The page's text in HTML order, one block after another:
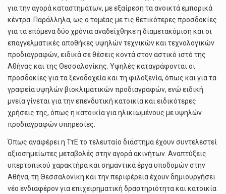
για την αγορά καταστημάτων, με εξαίρεση τα ανοικτά εμπορικά
κέντρα. Παράλληλα, ως ο τομέας με τις θετικότερες προσδοκίες
για τα επόμενα δύο χρόνια αναδείχθηκε η διαμετακόμιση και οι
επαγγελματικές αποθήκες υψηλών τεχνικών και τεχνολογικών
προδιαγραφών, ειδικά σε θέσεις κοντά στον αστικό ιστό της
Αθήνας και της Θεσσαλονίκης. Υψηλές καταγράφονται οι
προσδοκίες για τα ξενοδοχεία και τη φιλοξενία, όπως και για τα
γραφεία υψηλών βιοκλιματικών προδιαγραφών, ενώ ειδική
μνεία γίνεται για την επενδυτική κατοικία και ειδικότερες
χρήσεις της, όπως η κατοικία για ηλικιωμένους με υψηλών
προδιαγραφών υπηρεσίες.
Όπως αναφέρει η ΤτΕ το τελευταίο διάστημα έχουν συντελεστεί
αξιοσημείωτες μεταβολές στην αγορά ακινήτων. Αναπτύξεις
υπερτοπικού χαρακτήρα και σημαντικά έργα υποδομών στην
Αθήνα, τη Θεσσαλονίκη και την περιφέρεια έχουν δημιουργήσει
νέο ενδιαφέρον για επιχειρηματική δραστηριότητα και κατοικία